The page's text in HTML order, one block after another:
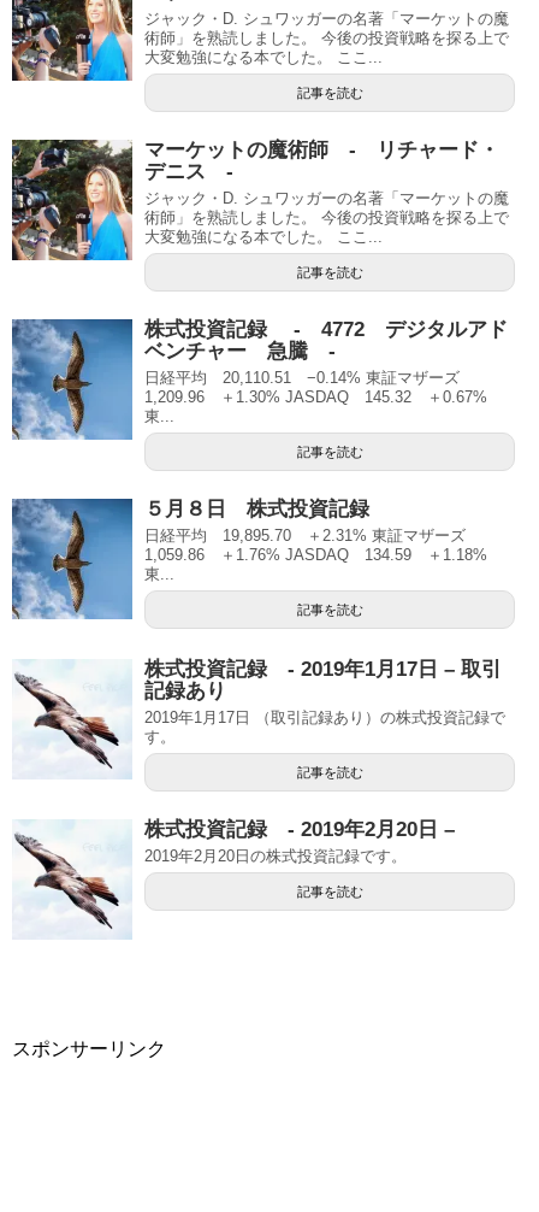
ジャック・D. シュワッガーの名著「マーケットの魔
術師」を熟読しました。 今後の投資戦略を探る上で
大変勉強になる本でした。 ここ...
記事を読む
マーケットの魔術師 - リチャード・
デニス -
ジャック・D. シュワッガーの名著「マーケットの魔
術師」を熟読しました。 今後の投資戦略を探る上で
大変勉強になる本でした。 ここ...
記事を読む
株式投資記録 - 4772 デジタルアド
ベンチャー 急騰 -
日経平均 20,110.51 −0.14% 東証マザーズ
1,209.96 ＋1.30% JASDAQ 145.32 ＋0.67%
東...
記事を読む
５月８日 株式投資記録
日経平均 19,895.70 ＋2.31% 東証マザーズ
1,059.86 ＋1.76% JASDAQ 134.59 ＋1.18%
東...
記事を読む
株式投資記録 - 2019年1月17日 – 取引
記録あり
2019年1月17日 （取引記録あり）の株式投資記録で
す。
記事を読む
株式投資記録 - 2019年2月20日 –
2019年2月20日の株式投資記録です。
記事を読む
スポンサーリンク